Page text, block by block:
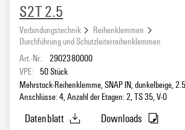
S2T 2.5
Verbindungstechnik
Reihenklemmen
Durchführung und Schutzleiterreihenklemmen
Art.-Nr.: 2902380000
VPE:
50Stück
Mehrstock-Reihenklemme, SNAP IN, dunkelbeige,
Anschlüsse: 4, Anzahl der Etagen: 2, TS 35, V-0
Datenblatt
Downloads